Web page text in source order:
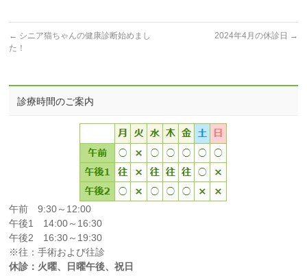
← シニア猫ちゃんの健康診断始めまし
た！
2024年4月の休診日 →
診療時間のご案内
午前 9:30～12:00
午後1 14:00～16:30
午後2 16:30～19:30
※往：手術および往診
休診：火曜、日曜午後、祝日